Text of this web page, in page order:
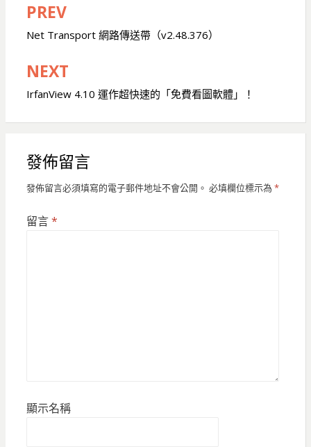
文
章
導
覽
PREV
Net Transport 網路傳送帶（v2.48.376）
NEXT
IrfanView 4.10 運作超快速的「免費看圖軟體」！
發佈留言
發佈留言必須填寫的電子郵件地址不會公開。 必填欄位標示為 *
留言*
顯示名稱